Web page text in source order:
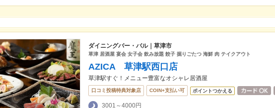
ダイニングバー・バル｜草津市
草津 居酒屋 宴会 女子会 飲み放題 餃子 掘りごたつ 海鮮 肉 テイクアウト
AZICA 草津駅西口店
草津駅すぐ！メニュー豊富なオシャレ居酒屋
口コミ投稿特典対象店 COIN+支払い可 ポイントつかえる
3001～4000円